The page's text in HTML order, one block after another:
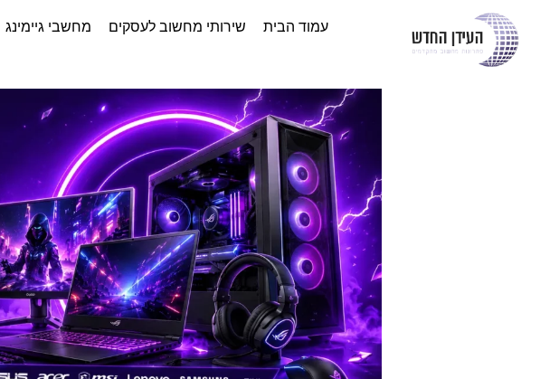
עמוד הבית שירותי מחשוב לעסקים מחשבי גיימינג